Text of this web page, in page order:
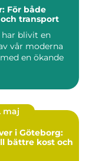
För både
transport
har blivit en
vår moderna
en ökande
maj
i Göteborg:
bättre kost och